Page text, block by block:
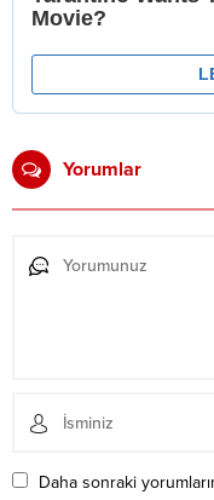
Yorumlar
Daha sonraki